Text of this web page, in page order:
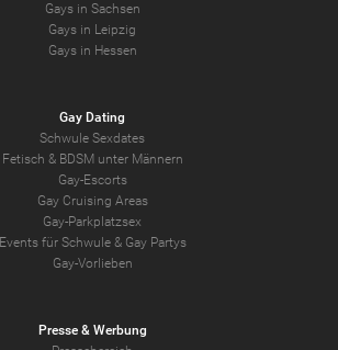
Gays in Sachsen
Gays in Leipzig
Gays in Hessen
Gay Dating
Schwule Sexdates
Fetisch & BDSM unter Männern
Gay-Escorts
Gay Cruising Areas
Gay-Parkplatzsex
Events für Schwule & Gay Partys
Gay-Vorlieben
Presse & Werbung